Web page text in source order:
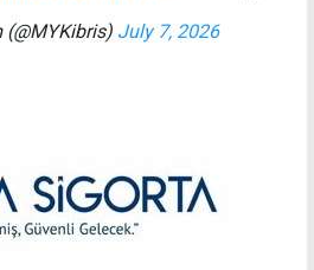
July 7, 2026